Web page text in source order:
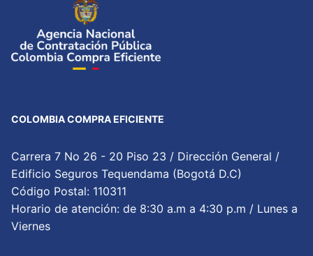
COLOMBIA COMPRA EFICIENTE
Carrera 7 No 26 - 20 Piso 23 / Dirección General /
Edificio Seguros Tequendama (Bogotá D.C)
Código Postal: 110311
Horario de atención: de 8:30 a.m a 4:30 p.m / Lunes a
Viernes